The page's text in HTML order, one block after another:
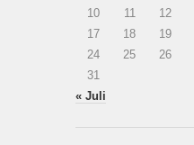
10
11 12
17
18 19
24
25 26
31
« Juli